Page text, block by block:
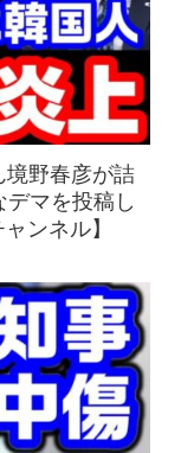
境野春彦が詰
マを投稿し
ンネル】